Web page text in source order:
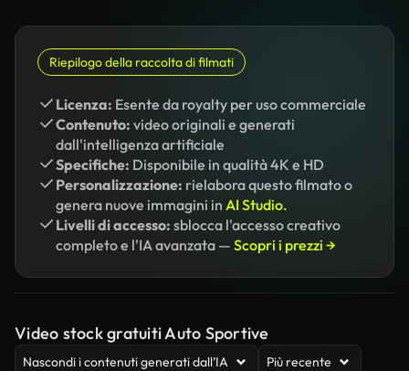
Riepilogo della raccolta di filmati
Licenza: Esente da royalty per uso commerciale
Contenuto: video originali e generati
dall'intelligenza artificiale
Specifiche: Disponibile in qualità 4K e HD
Personalizzazione: rielabora questo filmato o
genera nuove immagini in AI Studio.
Livelli di accesso: sblocca l'accesso creativo
completo e l'IA avanzata — Scopri i prezzi →
Video stock gratuiti Auto Sportive
Nascondi i contenuti generati dall’IA Più recente